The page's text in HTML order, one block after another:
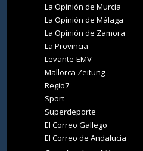
La Opinión de Murcia
La Opinión de Málaga
La Opinión de Zamora
La Provincia
Levante-EMV
Mallorca Zeitung
Regio7
Sport
Superdeporte
El Correo Gallego
El Correo de Andalucia